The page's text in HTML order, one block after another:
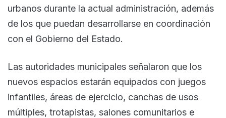
urbanos durante la actual administración, además
de los que puedan desarrollarse en coordinación
con el Gobierno del Estado.
Las autoridades municipales señalaron que los
nuevos espacios estarán equipados con juegos
infantiles, áreas de ejercicio, canchas de usos
múltiples, trotapistas, salones comunitarios e